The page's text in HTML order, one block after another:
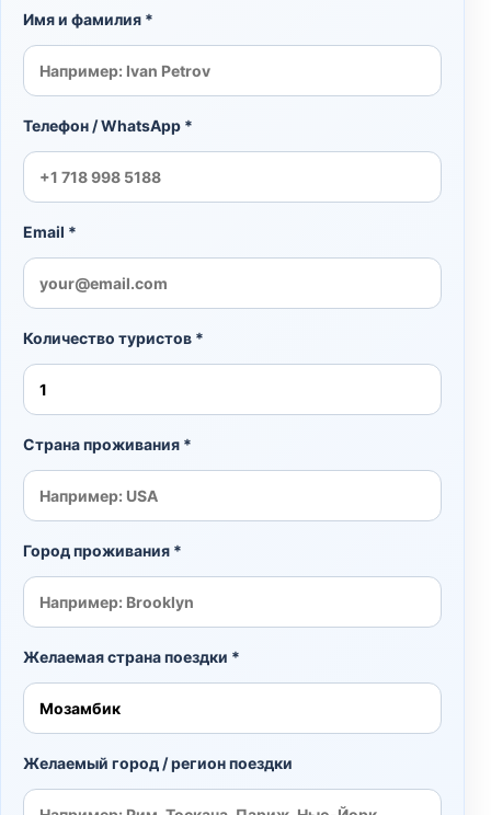
Имя и фамилия *
Телефон / WhatsApp *
Email *
Количество туристов *
Страна проживания *
Город проживания *
Желаемая страна поездки *
Желаемый город / регион поездки